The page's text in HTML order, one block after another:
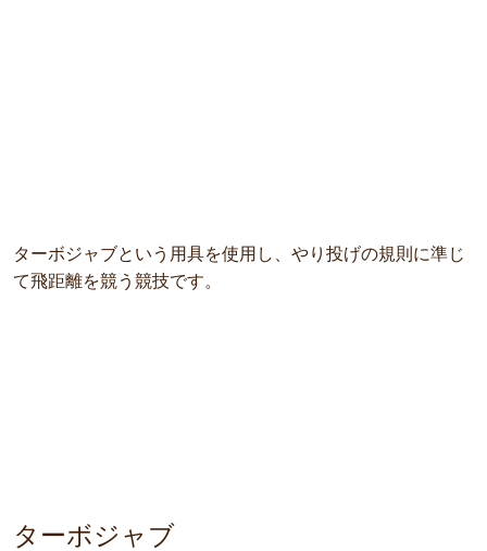
ターボジャブという用具を使用し、やり投げの規則に準じ
て飛距離を競う競技です。
ターボジャブ